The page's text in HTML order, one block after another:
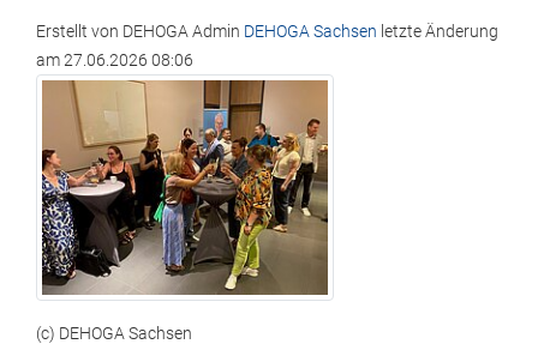
Erstellt von DEHOGA Admin DEHOGA Sachsen letzte Änderung
am27.06.2026 08:06
(c) DEHOGA Sachsen